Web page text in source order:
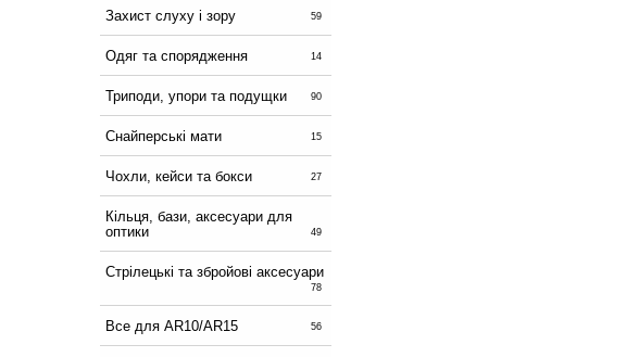
Захист слуху і зору 59
Одяг та спорядження 14
Триподи, упори та подущки 90
Снайперські мати 15
Чохли, кейси та бокси 27
Кільця, бази, аксесуари для
оптики
49
Стрілецькі та збройові аксесуари
78
Все для AR10/AR15 56